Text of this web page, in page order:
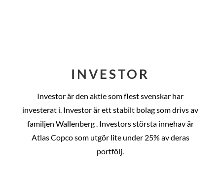
INVESTOR
Investor är den aktie som flest svenskar har
investerat i. Investor är ett stabilt bolag som drivs av
familjen Wallenberg . Investors största innehav är
Atlas Copco som utgör lite under 25% av deras
portfölj.